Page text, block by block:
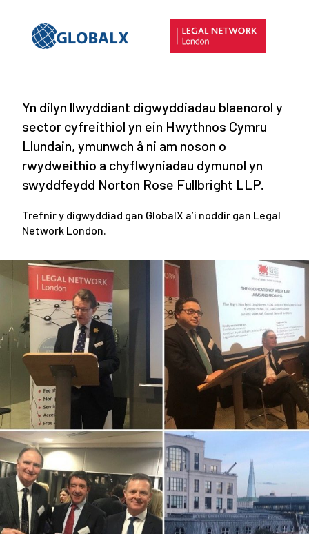
Yn dilyn llwyddiant digwyddiadau blaenorol y
sector cyfreithiol yn ein Hwythnos Cymru
Llundain, ymunwch â ni am noson o
rwydweithio a chyflwyniadau dymunol yn
swyddfeydd Norton Rose Fullbright LLP.
Trefnir y digwyddiad gan GlobalX a’i noddir gan Legal
Network London.